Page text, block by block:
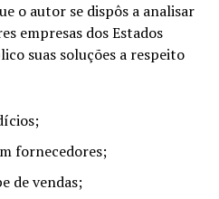
o autor se dispôs a analisar
empresas dos Estados
suas soluções a respeito
fornecedores;
de vendas;